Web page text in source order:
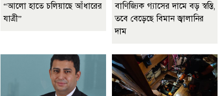
“আলো হাতে চলিয়াছে আঁধারের
যাত্রী”
বাণিজ্যিক গ্যাসের দামে বড় স্বস্তি,
তবে বেড়েছে বিমান জ্বালানির
দাম